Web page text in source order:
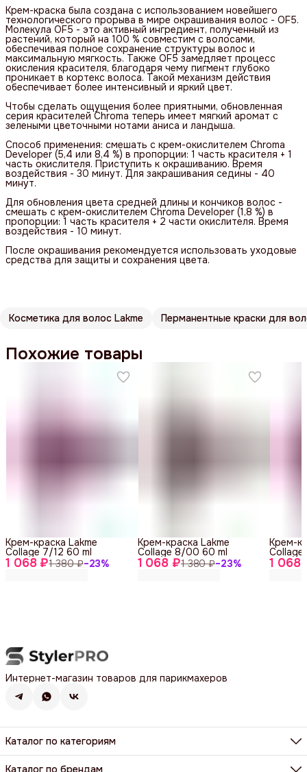
Крем-краска была создана с использованием новейшего
технологического прорыва в мире окрашивания волос - OF5.
Молекула OF5 - это активный ингредиент, полученный из
растений, который на 100 % совместим с волосами,
обеспечивая полное сохранение структуры волос и
максимальную мягкость. Также OF5 замедляет процесс
окисления красителя, благодаря чему пигмент глубоко
проникает в кортекс волоса. Такой механизм действия
обеспечивает более интенсивный и яркий цвет.
Чтобы сделать ощущения более приятными, обновленная
серия красителей Chroma теперь имеет мягкий аромат с
зелеными цветочными нотами аниса и ландыша.
Способ применения: смешать с крем-окислителем Chroma
Developer (5,4 или 8,4 %) в пропорции: 1 часть красителя + 1
часть окислителя. Приступить к окрашиванию. Время
воздействия - 30 минут. Для закрашивания седины - 40
минут.
Для обновления цвета средней длины и кончиков волос -
смешать с крем-окислителем Chroma Developer (1,8 %) в
пропорции: 1 часть красителя + 2 части окислителя. Время
воздействия - 10 минут.
После окрашивания рекомендуется использовать уходовые
средства для защиты и сохранения цвета.
Косметика для волос Lakme Перманентные краски для
Похожие товары
1 068 ₽1 380 ₽−23%
Крем-краска Lakme
Collage 7/12 60 ml
1 068 ₽1 380 ₽−23%
Крем-краска Lakme
Collage 8/00 60 ml
1 068
Крем-
Интернет-магазин товаров для парикмахеров
Каталог по категориям
Фены, фен-щетки, аксессуары
Машинки, триммеры, шейверы
Каталог по брендам